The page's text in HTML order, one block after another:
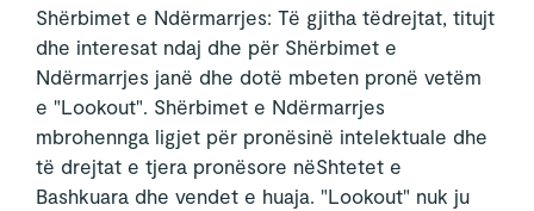
Shërbimet e Ndërmarrjes: Të gjitha tëdrejtat, titujt
dhe interesat ndaj dhe për Shërbimet e
Ndërmarrjes janë dhe dotë mbeten pronë vetëm
e "Lookout". Shërbimet e Ndërmarrjes
mbrohennga ligjet për pronësinë intelektuale dhe
të drejtat e tjera pronësore nëShtetet e
Bashkuara dhe vendet e huaja. "Lookout" nuk ju